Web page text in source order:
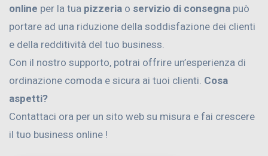
online per la tua pizzeria o servizio di consegna può
portare ad una riduzione della soddisfazione dei clienti
e della redditività del tuo business.
Con il nostro supporto, potrai offrire un’esperienza di
ordinazione comoda e sicura ai tuoi clienti. Cosa
aspetti?
Contattaci ora per un sito web su misura e fai crescere
il tuo business online !